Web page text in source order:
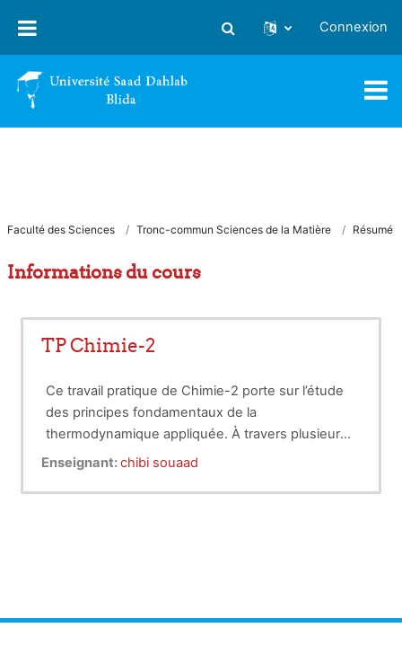
Activer/désactiver la saisie
Connexion
Faculté des Sciences Tronc-commun Sciences de la Matière Résumé
Informations du cours
TP Chimie-2
Ce travail pratique de Chimie-2 porte sur l’étude
des principes fondamentaux de la
thermodynamique appliquée. À travers plusieurs
expériences, les étudiants vérifient la loi de
calorifique d’un calorimètre et mesurent la chaleur
thermique et de conservation de l’énergie,
Enseignant:chibi souaad